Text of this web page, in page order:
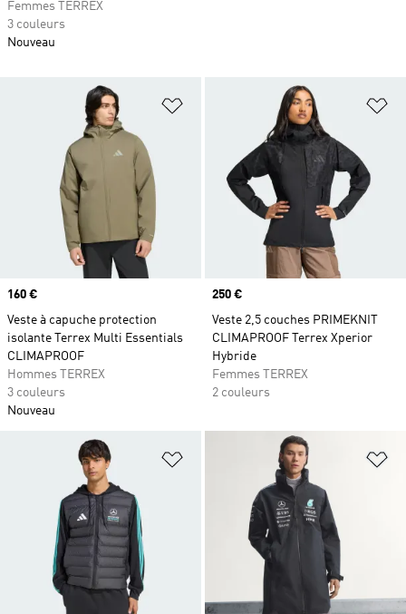
Ajouter à la Liste de produits
Prix
160 €
Veste à capuche protection
isolante Terrex Multi Essentials
CLIMAPROOF
Hommes TERREX
3 couleurs
Nouveau
Prix
250 €
Veste 2,5 couches PRIMEKNIT
CLIMAPROOF Terrex Xperior
Hybride
Femmes TERREX
2 couleurs
Ajouter à la Liste de produits
Femmes TERREX
3 couleurs
Nouveau